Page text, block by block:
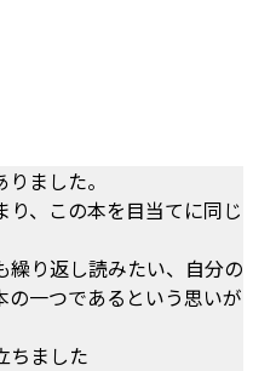
ました。
、この本を目当てに同じ
繰り返し読みたい、自分の
一つであるという思いが
ちました